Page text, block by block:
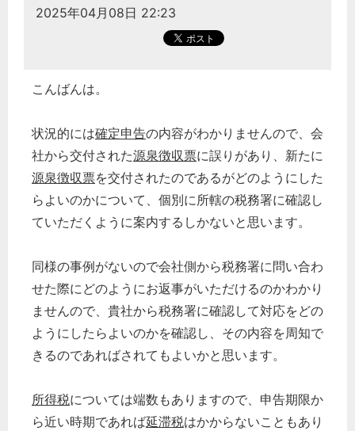
2025年04月08日 22:23
こんばんは。
状況的には確定申告の内容がわかりませんので、会
社から交付された源泉徴収票に誤りがあり、新たに
源泉徴収票を交付されたのであるがどのようにした
らよいのかについて、個別に所轄の税務署に確認し
ていただくように案内するしかないと思います。
同様の事例がないので会社側から税務署に問い合わ
せた際にどのようにお返事がいただけるのかわかり
ませんので、貴社から税務署に確認して対応をどの
ようにしたらよいのかを確認し、その内容を周知で
きるのであればされてもよいかと思います。
所得税については端数もありますので、申告期限か
ら近い時期であれば延滞税はかからないこともあり